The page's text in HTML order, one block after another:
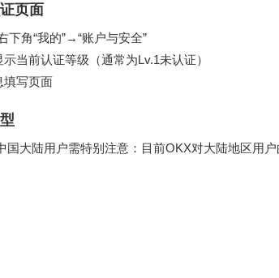
页面
下角“我的”→“账户与安全”
当前认证等级（通常为Lv.1未认证）
填写页面
国大陆用户需特别注意：目前OKX对大陆地区用